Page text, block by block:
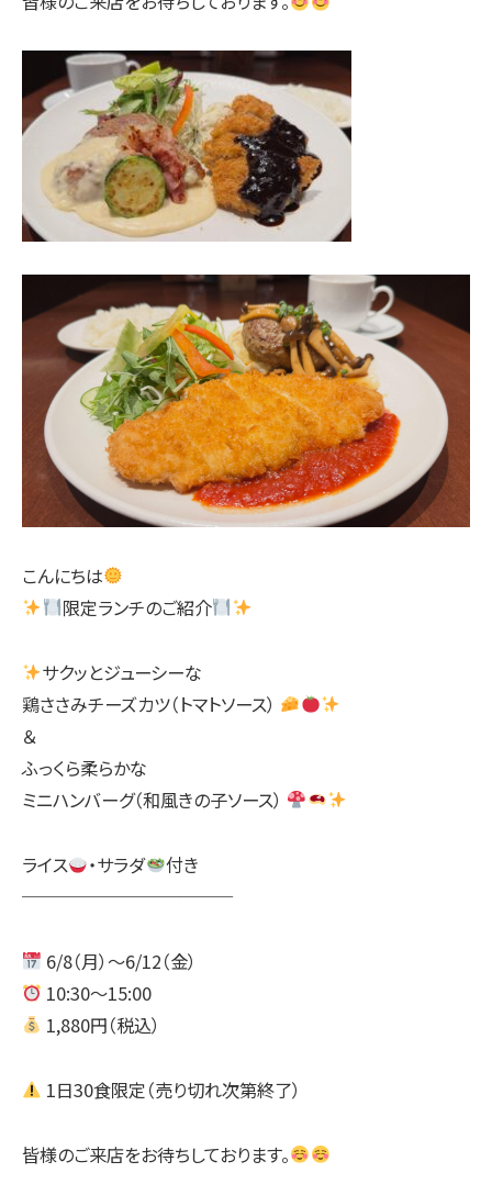
こんにちは
限定ランチのご紹介
サクッとジューシーな
鶏ささみチーズカツ（トマトソース）
＆
ふっくら柔らかな
ミニハンバーグ（和風きの子ソース）
ライス ・サラダ
付き
────────────
6/8（月）～6/12（金）
10:30～15:00
1,880円（税込）
1日30食限定（売り切れ次第終了）
皆様のご来店をお待ちしております。